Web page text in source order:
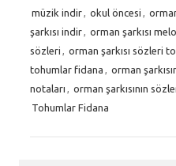
müzik indir
okul öncesi
şarkısı indir
orman şarkısı
sözleri
orman şarkısı sözleri
tohumlar fidana
orman
notaları
orman şarkısının
Tohumlar Fidana